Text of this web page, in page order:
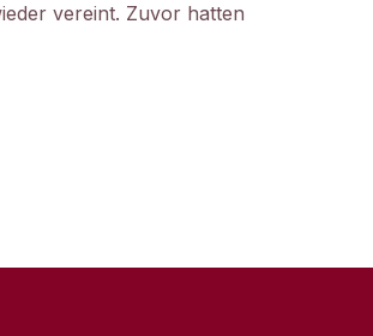
vereint. Zuvor hatten